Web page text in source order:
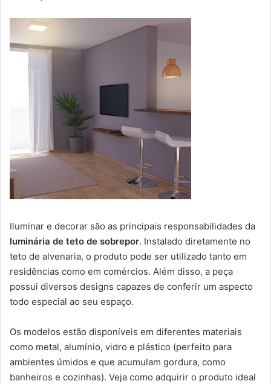
Iluminar e decorar são as principais responsabilidades da
luminária de teto de sobrepor. Instalado diretamente no
teto de alvenaria, o produto pode ser utilizado tanto em
residências como em comércios. Além disso, a peça
possui diversos designs capazes de conferir um aspecto
todo especial ao seu espaço.
Os modelos estão disponíveis em diferentes materiais
como metal, alumínio, vidro e plástico (perfeito para
ambientes úmidos e que acumulam gordura, como
banheiros e cozinhas). Veja como adquirir o produto ideal